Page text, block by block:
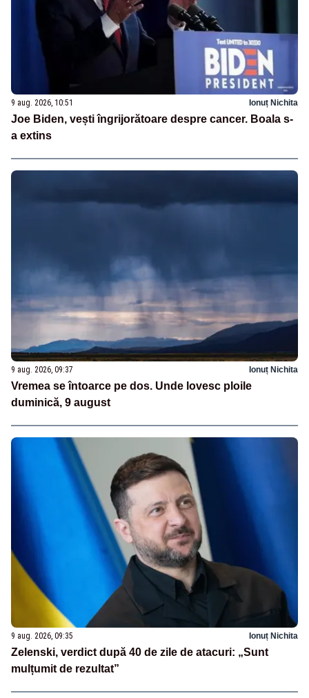
9 aug. 2026, 10:51 Ionuț Nichita
Joe Biden, vești îngrijorătoare despre cancer. Boala s-
a extins
9 aug. 2026, 09:37 Ionuț Nichita
Vremea se întoarce pe dos. Unde lovesc ploile
duminică, 9 august
9 aug. 2026, 09:35 Ionuț Nichita
Zelenski, verdict după 40 de zile de atacuri: „Sunt
mulțumit de rezultat”